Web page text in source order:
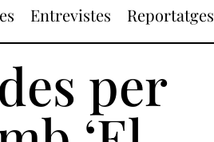
Entrevistes Reportatges
per